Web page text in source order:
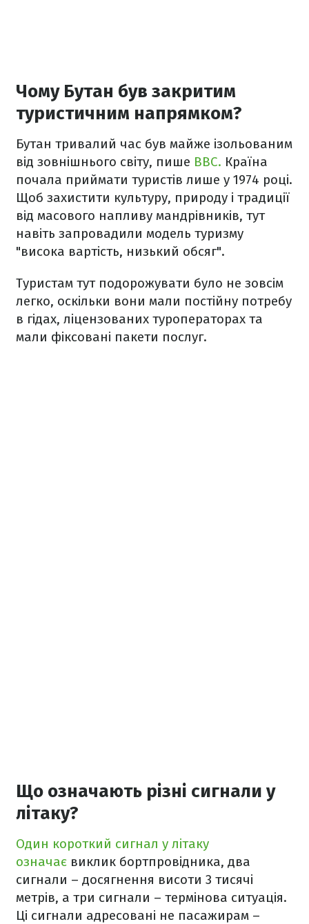
Чому Бутан був закритим
туристичним напрямком?
Бутан тривалий час був майже ізольованим
від зовнішнього світу, пише BBC. Країна
почала приймати туристів лише у 1974 році.
Щоб захистити культуру, природу і традиції
від масового напливу мандрівників, тут
навіть запровадили модель туризму
"висока вартість, низький обсяг".
Туристам тут подорожувати було не зовсім
легко, оскільки вони мали постійну потребу
в гідах, ліцензованих туроператорах та
мали фіксовані пакети послуг.
Що означають різні сигнали у
літаку?
Один короткий сигнал у літаку
означає виклик бортпровідника, два
сигнали – досягнення висоти 3 тисячі
метрів, а три сигнали – термінова ситуація.
Ці сигнали адресовані не пасажирам –